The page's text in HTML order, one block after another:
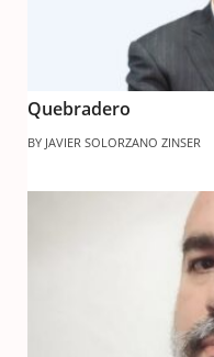
Quebradero
BY JAVIER SOLORZANO ZINSER